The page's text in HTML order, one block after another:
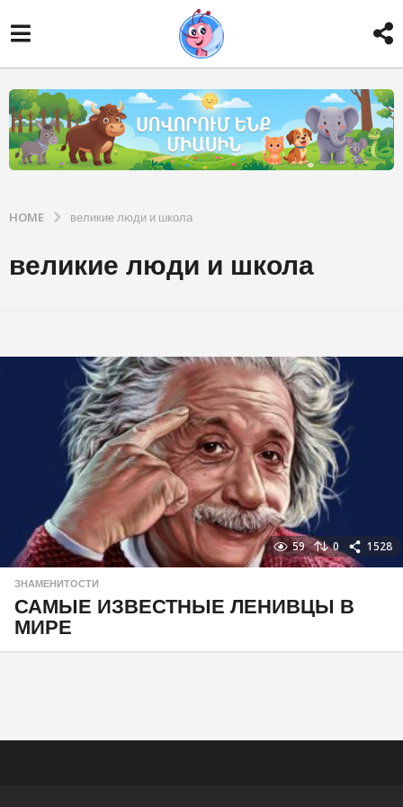
HOME великие люди и школа
великие люди и школа
59 0 1528
ЗНАМЕНИТОСТИ
САМЫЕ ИЗВЕСТНЫЕ ЛЕНИВЦЫ В
МИРЕ